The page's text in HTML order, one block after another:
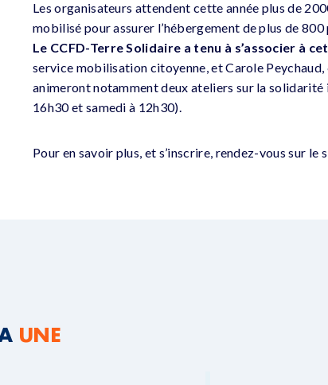
Les organisateurs attendent cette année plus de
mobilisé pour assurer l’hébergement de plus de
Le CCFD-Terre Solidaire a tenu à s’associer à
service mobilisation citoyenne, et Carole
animeront notamment deux ateliers sur la
16h30 et samedi à 12h30).
Pour en savoir plus, et s’inscrire, rendez-vous sur le
UNE